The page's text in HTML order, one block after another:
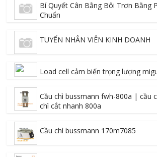
Bí Quyết Cân Bằng Bôi Trơn Bằng
Chuẩn
TUYỂN NHÂN VIÊN KINH DOANH
Load cell cảm biến trọng lượng
Cầu chì bussmann fwh-800a | cầu
chì cắt nhanh 800a
Cầu chì bussmann 170m7085